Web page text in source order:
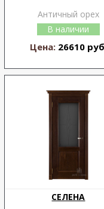
Античный орех
В наличии
Цена: 26610
СЕЛЕНА